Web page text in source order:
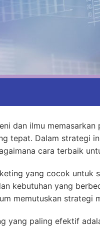
dan ilmu
tepat. Dalam strategi
cara terbaik
yang cocok untuk
kebutuhan yang
memutuskan strategi
yang paling efektif